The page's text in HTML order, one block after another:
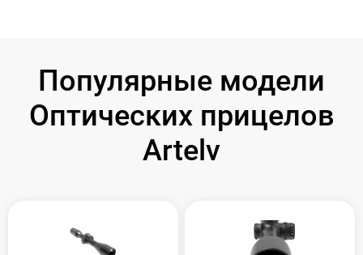
Популярные модели
Оптических прицелов
Artelv